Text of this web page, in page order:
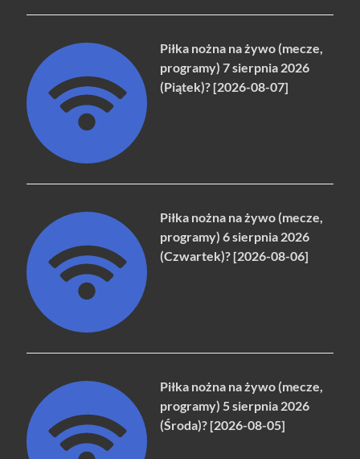
Piłka nożna na żywo (mecze,
programy) 7 sierpnia 2026
(Piątek)? [2026-08-07]
Piłka nożna na żywo (mecze,
programy) 6 sierpnia 2026
(Czwartek)? [2026-08-06]
Piłka nożna na żywo (mecze,
programy) 5 sierpnia 2026
(Środa)? [2026-08-05]